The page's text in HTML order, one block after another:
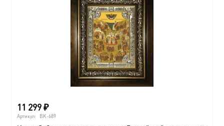
11 299₽
Артикул: BK-689